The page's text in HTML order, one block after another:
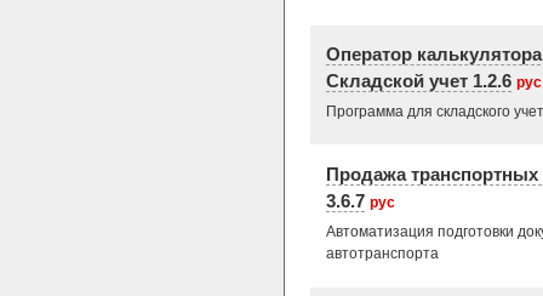
Оператор
Складской учет 1.2.6 рус
Программа для складского
Продажа транспортных
3.6.7 рус
Автоматизация подготовки
автотранспорта